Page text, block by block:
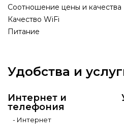
Соотношение цены и качества
Качество WiFi
Питание
Удобства и
Интернет и
телефония
- Интернет